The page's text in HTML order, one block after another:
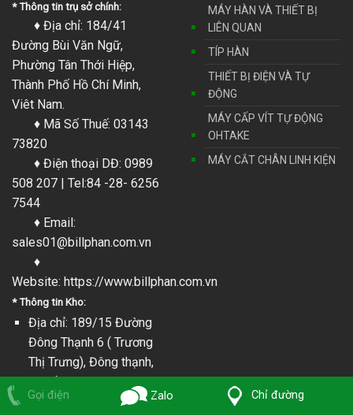
* Thông tin trụ sở chính:
♦ Địa chỉ: 184/41
Đường Bùi Văn Ngữ,
Phường Tân Thới Hiệp,
Thành Phố Hồ Chí Minh,
Viêt Nam.
♦ Mã Số Thuế: 03143
73820
♦ Điện thoại DĐ: 0989
508 207 | Tel:84 -28- 6256
7544
♦ Email:
sales01@billphan.com.vn
♦
Website: https://www.billphan.com.vn
* Thông tin Kho:
Địa chỉ: 189/15 Đường
Đông Thạnh 6 ( Trương
Thị Trưng), Đông thạnh,
Tp. Hồ Chí Minh, Việt
Nam
MÁY HÀN VÀ THIẾT BỊ
LIÊN QUAN
TÍP HÀN
THIẾT BỊ ĐIỆN VÀ TỰ
ĐỘNG
MÁY CẤP VÍT TỰ ĐỘNG
OHTAKE
MÁY CẮT CHÂN LINH KIỆN
Gọi điện Zalo Chỉ đường